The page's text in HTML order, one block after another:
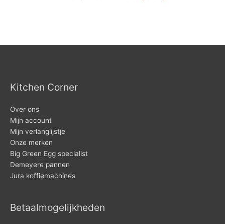
Kitchen Corner
Over ons
Mijn account
Mijn verlanglijstje
Onze merken
Big Green Egg specialist
Demeyere pannen
Jura koffiemachines
Betaalmogelijkheden